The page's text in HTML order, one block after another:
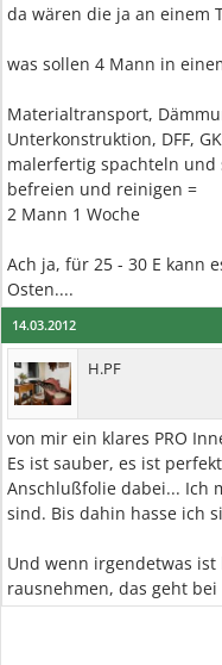
da wären die ja an einem
was sollen 4 Mann in
Materialtransport,
Unterkonstruktion, DFF,
malerfertig spachteln und
befreien und reinigen =
2 Mann 1 Woche
Ach ja, für 25 - 30 E kann
Osten....
14.03.2012
H.PF
von mir ein klares PRO
Es ist sauber, es ist
Anschlußfolie dabei... Ich
sind. Bis dahin hasse ich
Und wenn irgendetwas
rausnehmen, das geht